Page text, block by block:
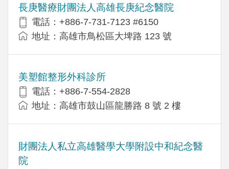
長庚醫療財團法人高雄長庚紀念醫院
電話：+886-7-731-7123 #6150
地址：高雄市鳥松區大埤路 123 號
美塑館整形外科診所
電話：+886-7-554-2828
地址：高雄市鼓山區龍勝路 8 號 2 樓
財團法人私立高雄醫學大學附設中和紀念醫
院